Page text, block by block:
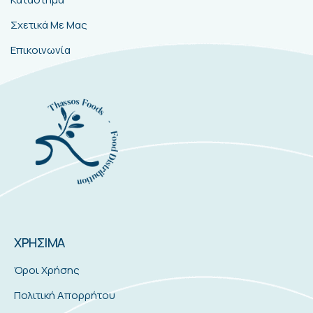
Σχετικά Με Μας
Επικοινωνία
ΧΡΗΣΙΜΑ
Όροι Χρήσης
Πολιτική Απορρήτου